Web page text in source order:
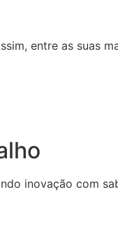
entre as suas
inovação com